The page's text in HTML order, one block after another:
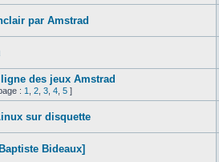
par Amstrad
des jeux Amstrad
: 1 2 3 4 5 ]
sur disquette
Bideaux]